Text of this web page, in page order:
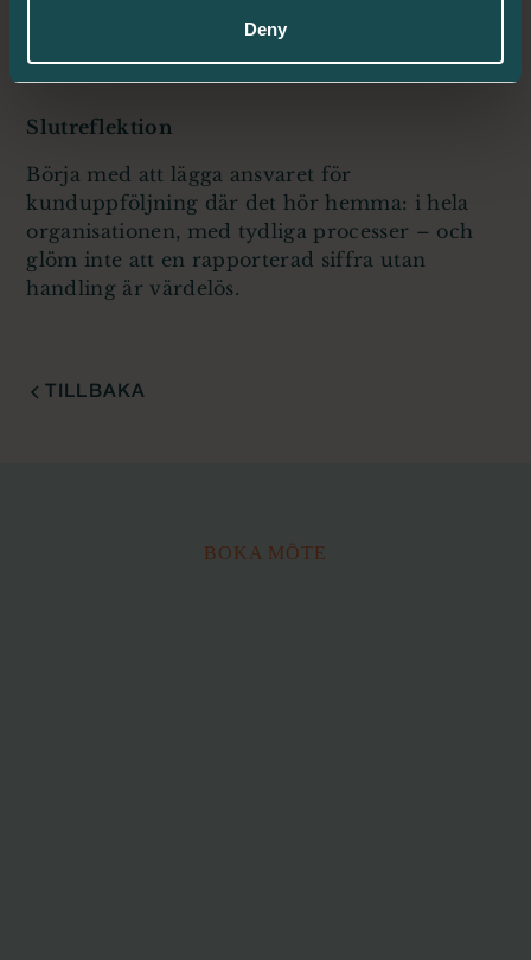
Deny
att hålla kunden nöjd.
Slutreflektion
Börja med att lägga ansvaret för
kunduppföljning där det hör hemma: i hela
organisationen, med tydliga processer – och
glöm inte att en rapporterad siffra utan
handling är värdelös.
TILLBAKA
BOKA MÖTE